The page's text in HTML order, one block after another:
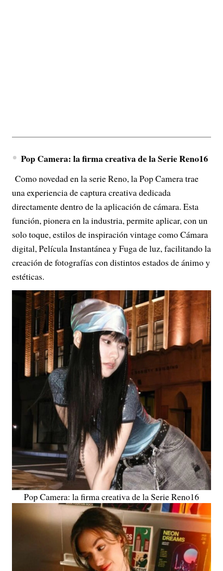
Pop Camera: la firma creativa de la Serie Reno16
Como novedad en la serie Reno, la Pop Camera trae
una experiencia de captura creativa dedicada
directamente dentro de la aplicación de cámara. Esta
función, pionera en la industria, permite aplicar, con un
solo toque, estilos de inspiración vintage como Cámara
digital, Película Instantánea y Fuga de luz, facilitando la
creación de fotografías con distintos estados de ánimo y
estéticas.
Pop Camera: la firma creativa de la Serie Reno16